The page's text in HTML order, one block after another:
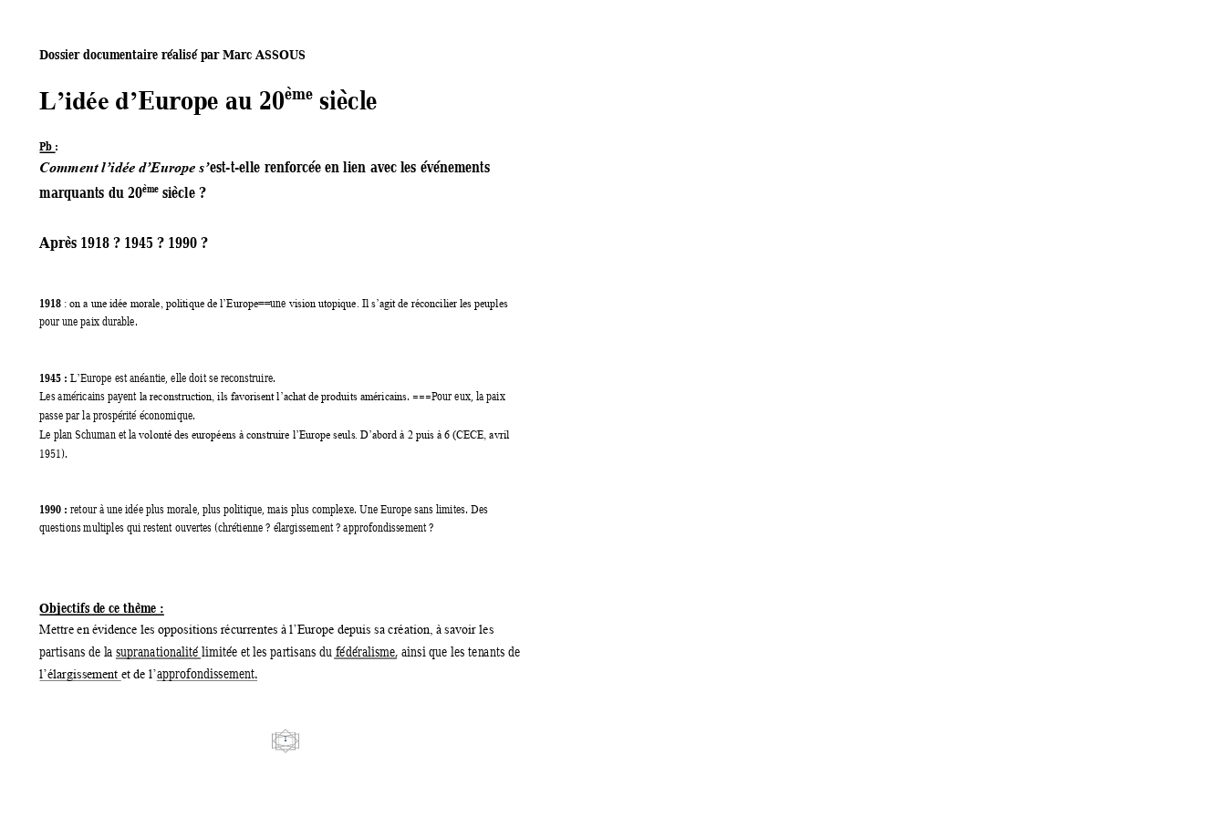
1
Dossier documentaire réalisé par Marc ASSOUS
L’idée d’Europe au 20ème siècle
Pb :
Comment l’idée d’Europe s’est-t-elle renforcée en lien avec les événements
marquants du 20ème siècle ?
Après 1918 ? 1945 ? 1990 ?
1918 : on a une idée morale, politique de l’Europe==une vision utopique. Il s’agit de réconcilier les peuples
pour une paix durable.
1945 : L’Europe est anéantie, elle doit se reconstruire.
Les américains payent la reconstruction, ils favorisent l’achat de produits américains. ===Pour eux, la paix
passe par la prospérité économique.
Le plan Schuman etla volonté des européens à construire l’Europe seuls. D’abord à 2 puis à 6 (CECE, avril
1951).
1990 : retour à une idée plus morale, plus politique, mais plus complexe. Une Europe sans limites. Des
questions multiples qui restent ouvertes (chrétienne ? élargissement ? approfondissement ?
Objectifs de ce thème :
Mettre en évidence les oppositions récurrentes à l’Europe depuis sa création, à savoir les
partisans de la supranationalité limitée et les partisans du fédéralisme, ainsi que les tenants de
l’élargissement et de l’approfondissement.